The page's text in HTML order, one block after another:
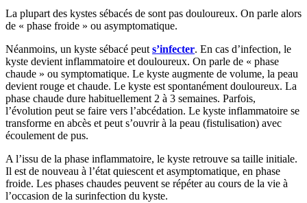
La plupart des kystes sébacés de sont pas douloureux. On parle alors
de « phase froide » ou asymptomatique.
Néanmoins, un kyste sébacé peut s’infecter. En cas d’infection, le
kyste devient inflammatoire et douloureux. On parle de « phase
chaude » ou symptomatique. Le kyste augmente de volume, la peau
devient rouge et chaude. Le kyste est spontanément douloureux. La
phase chaude dure habituellement 2 à 3 semaines. Parfois,
l’évolution peut se faire vers l’abcédation. Le kyste inflammatoire se
transforme en abcès et peut s’ouvrir à la peau (fistulisation) avec
écoulement de pus.
A l’issu de la phase inflammatoire, le kyste retrouve sa taille initiale.
Il est de nouveau à l’état quiescent et asymptomatique, en phase
froide. Les phases chaudes peuvent se répéter au cours de la vie à
l’occasion de la surinfection du kyste.